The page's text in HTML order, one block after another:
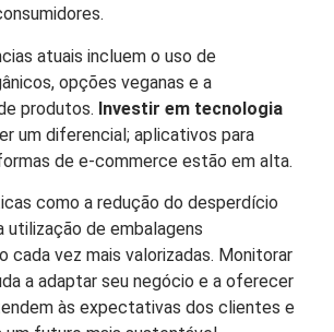
atuais incluem o uso de
opções veganas e a
produtos. Investir em tecnologia
um diferencial; aplicativos para
de e-commerce estão em alta.
como a redução do desperdício
utilização de embalagens
cada vez mais valorizadas. Monitorar
a adaptar seu negócio e a oferecer
às expectativas dos clientes e